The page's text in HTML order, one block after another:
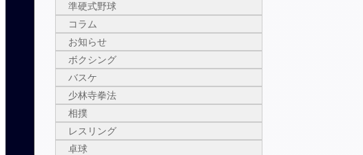
準硬式野球
コラム
お知らせ
ボクシング
バスケ
少林寺拳法
相撲
レスリング
卓球